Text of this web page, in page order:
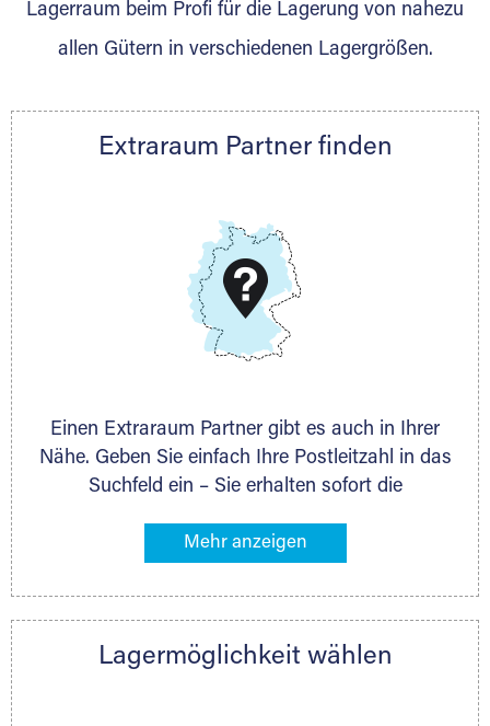
Gewinnung von Neukunden
Ihre Ansprechpartnerin:
thorsten.klemt@extraraum.de
DMG Aktiengesellschaft
Schieferstein 11A
Lagerraum beim Profi für die Lagerung von nahezu
allen Gütern in verschiedenen Lagergrößen.
Extraraum Partner finden
Einen Extraraum Partner gibt es auch in Ihrer
Nähe. Geben Sie einfach Ihre Postleitzahl in das
Suchfeld ein – Sie erhalten sofort die
Lagermöglichkeiten in Ihrer Nähe. An zahlreichen
direkt online mieten. Gibt es Extraraum noch
nächstgelegenen Partner und besprechen alles
Lagermöglichkeit wählen